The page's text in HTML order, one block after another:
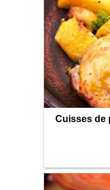
Cuisses de